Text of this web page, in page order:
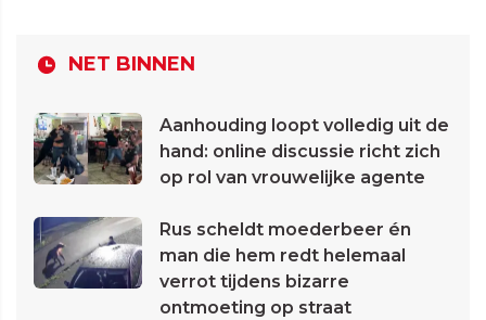
NET BINNEN
Aanhouding loopt volledig uit de
hand: online discussie richt zich
op rol van vrouwelijke agente
Rus scheldt moederbeer én
man die hem redt helemaal
verrot tijdens bizarre
ontmoeting op straat